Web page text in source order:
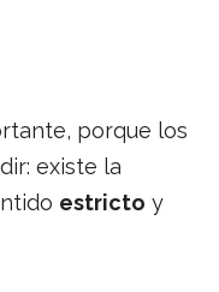
porque los
existe la
estricto y